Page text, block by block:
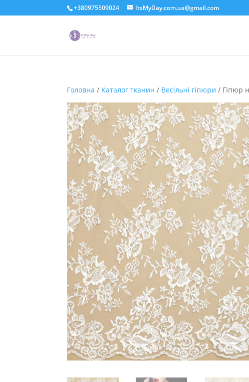
+380975509024 ItsMyDay.com.ua@gmail.com
Головна / Каталог тканин / Весільні гіпюри / Гіпюр